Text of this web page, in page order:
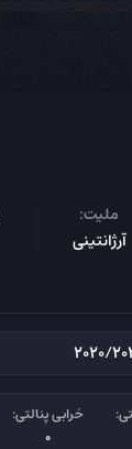
ملیت:
آرژانتینی
خرابی پنالتی:
0